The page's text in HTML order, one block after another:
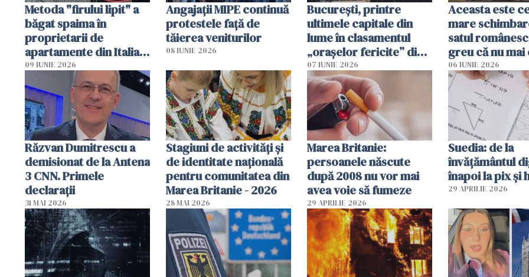
Metoda "firului lipit" a
băgat spaima în
proprietarii de
apartamente din Italia.
Poliția, sesizată
09 IUNIE 2026
Angajaţii MIPE continuă
protestele faţă de
tăierea veniturilor
08 IUNIE 2026
București, printre
ultimele capitale din
lume în clasamentul
„orașelor fericite” din
2026
07 IUNIE 2026
Aceasta este
mare
satul
greu că nu mai
pe-aici, prin
06 IUNIE 2026
Răzvan Dumitrescu a
demisionat de la Antena
3 CNN. Primele
declarații
31 MAI 2026
Stagiuni de activități și
de identitate națională
pentru comunitatea din
Marea Britanie - 2026
28 MAI 2026
Marea Britanie:
persoanele născute
după 2008 nu vor mai
avea voie să fumeze
29 APRILIE 2026
Suedia: de la
învățământul
înapoi la pix și
29 APRILIE 2026